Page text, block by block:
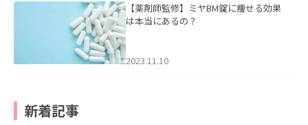
【薬剤師監修】ミヤBM錠に痩せる効果
は本当にあるの？
2023.11.10
新着記事